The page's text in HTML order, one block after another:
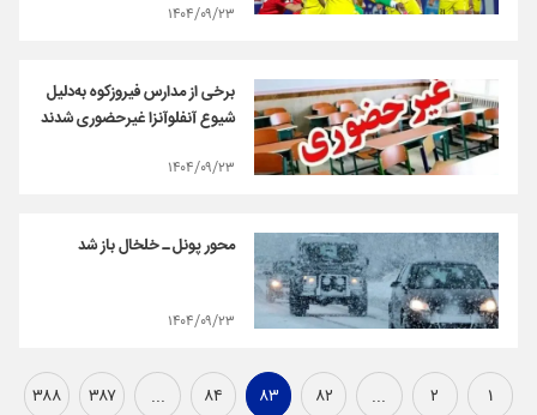
۱۴۰۴/۰۹/۲۳
برخی از مدارس فیروزکوه به‌دلیل
شیوع آنفلوآنزا غیرحضوری شدند
۱۴۰۴/۰۹/۲۳
محور پونل ـ خلخال باز شد
۱۴۰۴/۰۹/۲۳
۱ ۲ ... ۸۲ ۸۳ ۸۴ ... ۳۸۷ ۳۸۸